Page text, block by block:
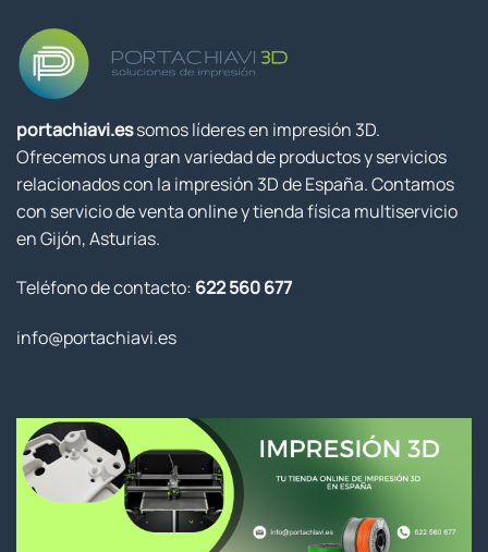
portachiavi.essomos líderes en impresión 3D.
Ofrecemos una gran variedad de productos y servicios
relacionados con la impresión 3D de España. Contamos
con servicio de venta online y tienda física multiservicio
en Gijón, Asturias.
Teléfono de contacto: 622 560 677
info@portachiavi.es